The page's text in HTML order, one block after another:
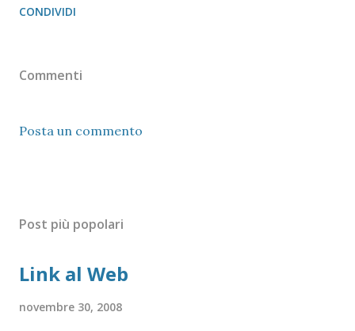
CONDIVIDI
Commenti
Posta un commento
Post più popolari
Link al Web
novembre 30, 2008